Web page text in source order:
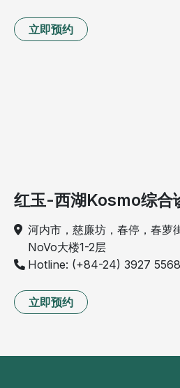
立即预约
红玉-西湖Kosmo综合
河内市，慈廉坊，春停，春萝
NoVo大楼1-2层
Hotline: (+84-24) 3927 5568
立即预约